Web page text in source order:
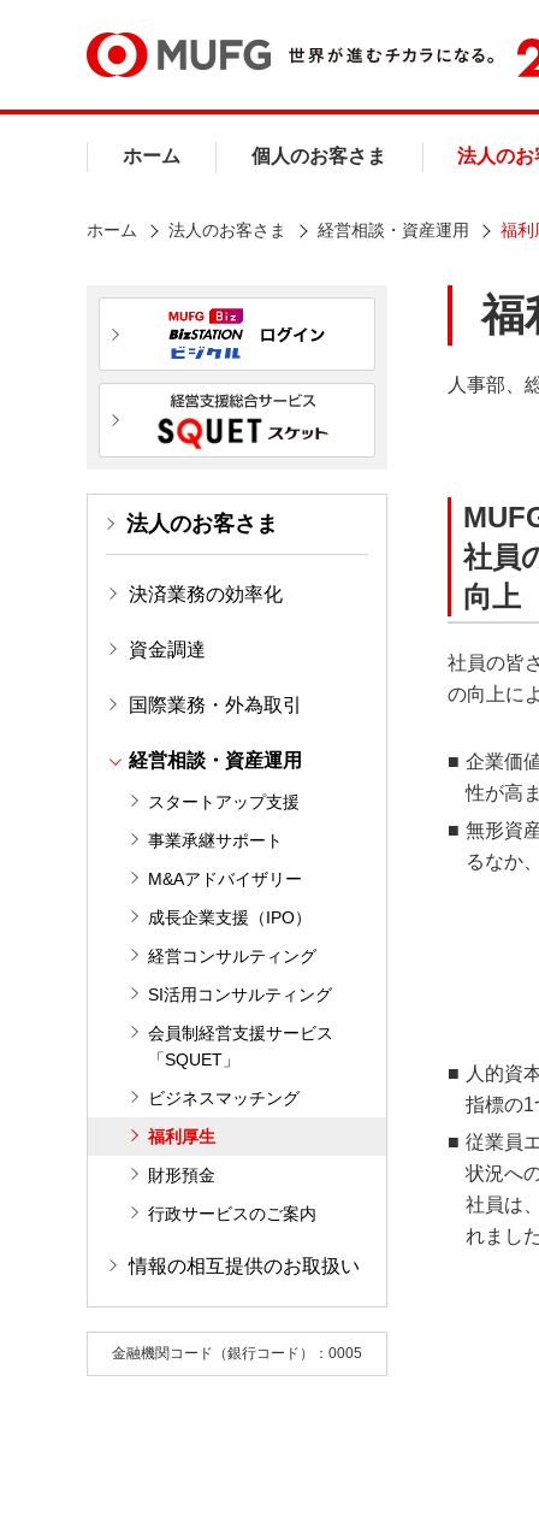
ホーム 個人のお客さま 法人のお
ホーム 法人のお客さま 経営相談・資産運用 福利
法人のお客さま
決済業務の効率化
資金調達
国際業務・外為取引
経営相談・資産運用
スタートアップ支援
事業承継サポート
M&Aアドバイザリー
成長企業支援（IPO）
経営コンサルティング
SI活用コンサルティング
会員制経営支援サービス
「SQUET」
ビジネスマッチング
福利厚生
財形預金
行政サービスのご案内
情報の相互提供のお取扱い
金融機関コード（銀行コード）：0005
福
人事部、
社員
向上
社員の皆
の向上に
企業価
性が高
無形資
るなか
人的資
指標の1
従業員
状況へ
社員は
れまし